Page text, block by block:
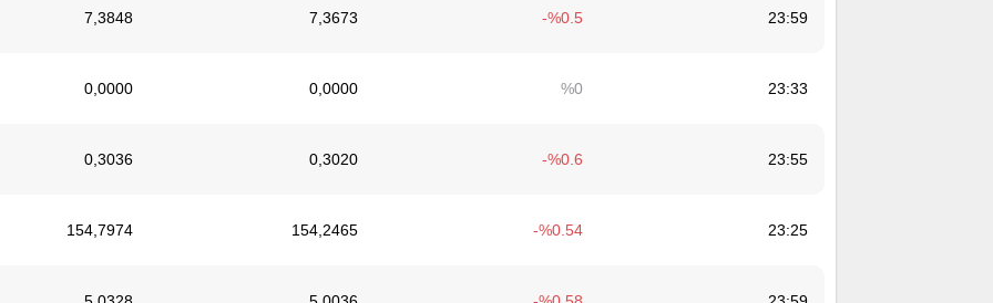
7,3848 7,3673 0.5 23:59
0,0000 0,0000 0 23:33
0,3036 0,3020 0.6 23:55
154,7974 154,2465 0.54 23:25